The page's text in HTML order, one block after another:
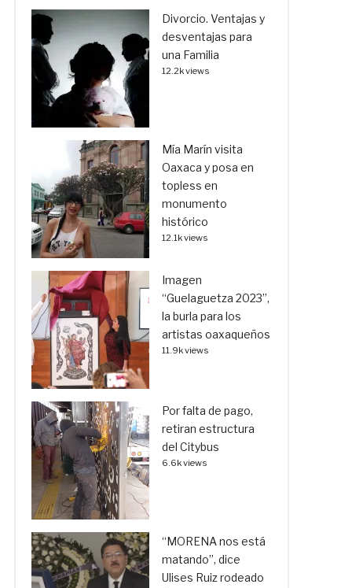
Divorcio. Ventajas y
desventajas para
una Familia
12.2k views
Mía Marín visita
Oaxaca y posa en
topless en
monumento
histórico
12.1k views
Imagen
“Guelaguetza 2023”,
la burla para los
artistas oaxaqueños
11.9k views
Por falta de pago,
retiran estructura
del Citybus
6.6k views
“MORENA nos está
matando”, dice
Ulises Ruiz rodeado